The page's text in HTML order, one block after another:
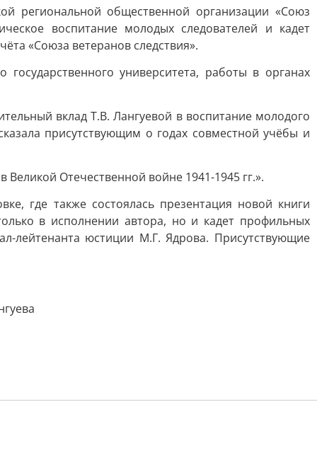
региональной общественной организации «Союз
воспитание молодых следователей и кадет
«Союза ветеранов следствия».
университета, работы в органах
вклад Т.В. Лангуевой в воспитание молодого
присутствующим о годах совместной учёбы и
Отечественной войне 1941-1945 гг.».
где также состоялась презентация новой книги
в исполнении автора, но и кадет профильных
лейтенанта юстиции М.Г. Ядрова. Присутствующие